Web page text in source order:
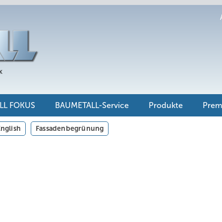
FOKUS BAUMETALL-Service Produkte
Fassadenbegrünung